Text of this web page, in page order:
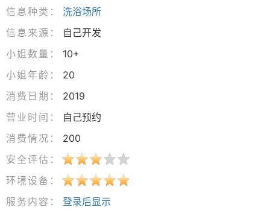
信息种类：
洗浴场所
信息来源：
自己开发
小姐数量：
10+
小姐年龄：
20
消费日期：
2019
营业时间：
自己预约
消费情况：
200
安全评估：
环境设备：
服务内容：
登录后显示